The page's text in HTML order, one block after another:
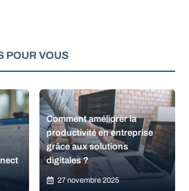
POUR VOUS
Comment améliorer la
productivité en entreprise
grâce aux solutions
digitales ?
27 novembre 2025